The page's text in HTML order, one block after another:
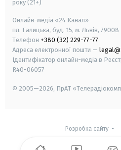
року (21+)
Онлайн-медіа «24 Канал»
пл. Галицька, буд. 15, м. Львів, 79008
Телефон +380 (32) 229-77-77
Адреса електронної пошти —
Ідентифікатор онлайн-медіа в
R40-06057
© 2005—2026, ПрАТ
Розробка сайту-